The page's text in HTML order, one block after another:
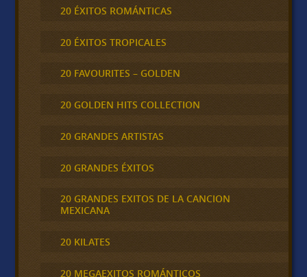
20 ÉXITOS ROMÁNTICAS
20 ÉXITOS TROPICALES
20 FAVOURITES – GOLDEN
20 GOLDEN HITS COLLECTION
20 GRANDES ARTISTAS
20 GRANDES ÉXITOS
20 GRANDES EXITOS DE LA CANCION
MEXICANA
20 KILATES
20 MEGAEXITOS ROMÁNTICOS